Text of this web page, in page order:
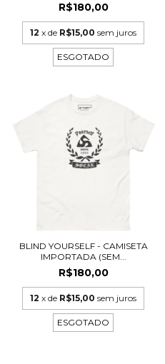
R$180,00
12 x de R$15,00 sem juros
ESGOTADO
BLIND YOURSELF - CAMISETA
IMPORTADA (SEM...
R$180,00
12 x de R$15,00 sem juros
ESGOTADO